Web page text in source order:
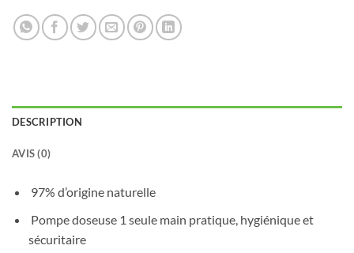
DESCRIPTION
AVIS (0)
97% d’origine naturelle
Pompe doseuse 1 seule main pratique, hygiénique et
sécuritaire